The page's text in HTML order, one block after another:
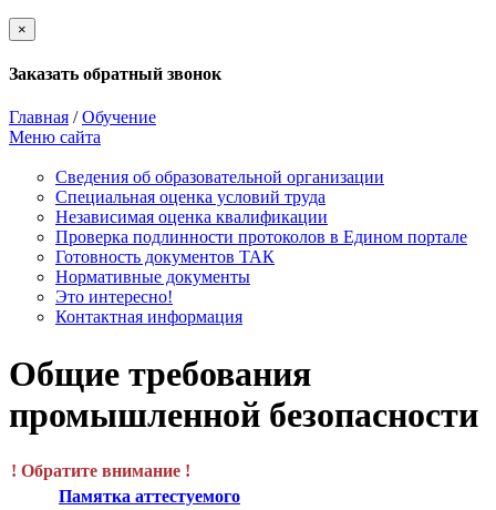
×
Заказать обратный звонок
Главная /Обучение
Меню сайта
Сведения об образовательной организации
Cпециальная оценка условий труда
Независимая оценка квалификации
Проверка подлинности протоколов в Едином портале
Готовность документов ТАК
Нормативные документы
Это интересно!
Контактная информация
Общие требования
промышленной безопасности
! Обратите внимание !
Памятка аттестуемого